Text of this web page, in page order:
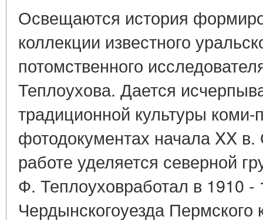
Освещаются история
коллекции известного
потомственного
Теплоухова. Дается
традиционной культуры
фотодокументах начала XX
работе уделяется северной
Ф. Теплоуховработал в 1910 -
Чердынскогоуезда